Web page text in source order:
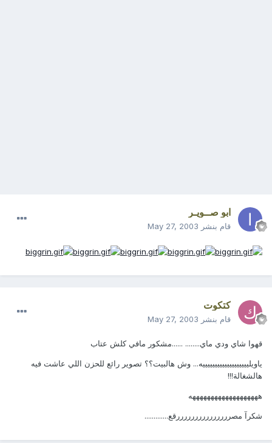
ابو صــويـر
قام بنشر May 27, 2003
كتكوت
قام بنشر May 27, 2003
قهوا شاي ودي ماي........ ......مشكور مافي كلش عتاب
ياويليييييييييييييييييييه... وش هالبيت؟؟ تصوير رائع للحزن اللي عاشت فيه
هالشغالة!!!
هههههههههههههههههههه
شكرآ مصرررررررررررررررقع.............